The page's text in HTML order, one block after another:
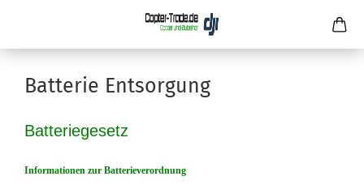
Batterie Entsorgung
Batteriegesetz
Informationen zur Batterieverordnung